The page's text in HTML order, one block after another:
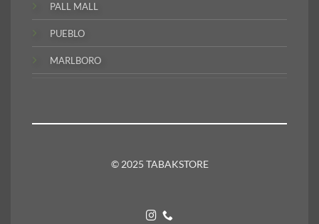
PALL MALL
PUEBLO
MARLBORO
© 2025 TABAKSTORE